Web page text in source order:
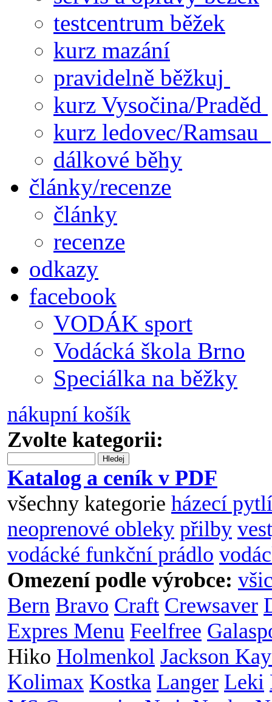
testcentrum běžek
kurz mazání
pravidelně běžkuj
kurz Vysočina/Praděd
kurz ledovec/Ramsau
dálkové běhy
články/recenze
články
recenze
odkazy
facebook
VODÁK sport
Vodácká škola Brno
Speciálka na běžky
nákupní košík
Zvolte kategorii:
Hledej
Katalog a ceník v PDF
všechny kategorie házecí
neoprenové obleky přilby
vodácké funkční prádlo
Omezení podle výrobce:
Bern Bravo Craft Crewsaver
Expres Menu Feelfree
Hiko Holmenkol Jackson
Kolimax Kostka Langer Leki